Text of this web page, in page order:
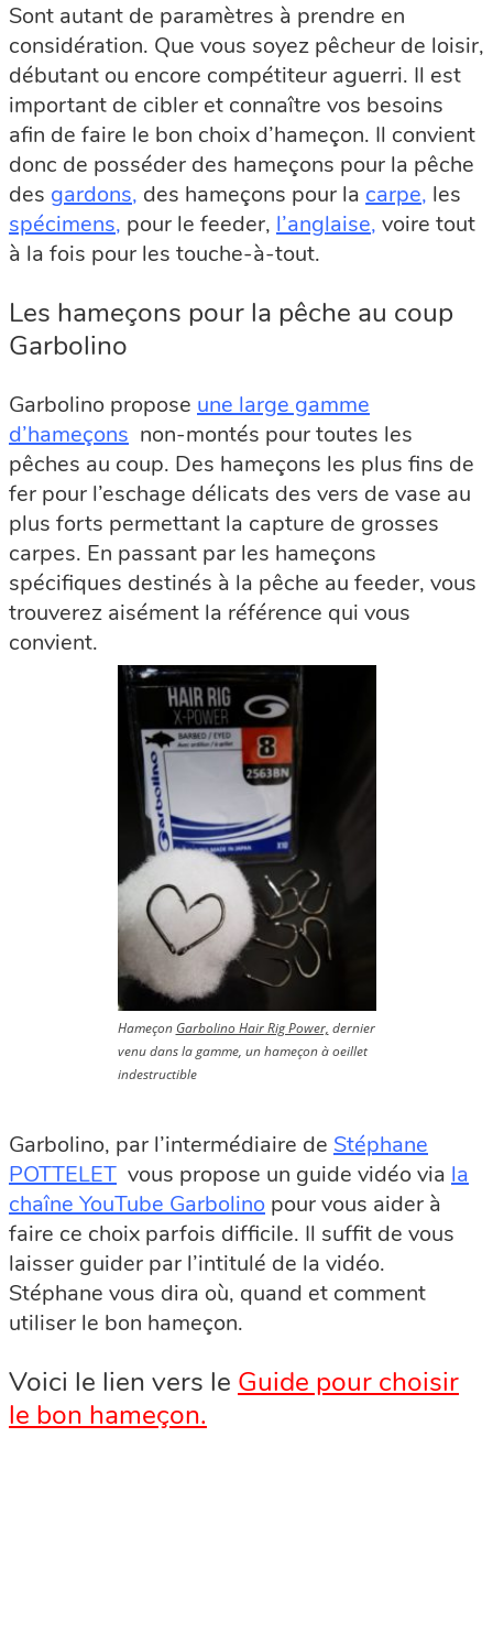
Sont autant de paramètres à prendre en
considération. Que vous soyez pêcheur de loisir,
débutant ou encore compétiteur aguerri. Il est
important de cibler et connaître vos besoins
afin de faire le bon choix d’hameçon. Il convient
donc de posséder des hameçons pour la pêche
des gardons, des hameçons pour la carpe, les
spécimens, pour le feeder, l’anglaise, voire tout
à la fois pour les touche-à-tout.
Les hameçons pour la pêche au coup
Garbolino
Garbolino propose une large gamme
d’hameçons non-montés pour toutes les
pêches au coup. Des hameçons les plus fins de
fer pour l’eschage délicats des vers de vase au
plus forts permettant la capture de grosses
carpes. En passant par les hameçons
spécifiques destinés à la pêche au feeder, vous
trouverez aisément la référence qui vous
convient.
Hameçon Garbolino Hair Rig Power, dernier
venu dans la gamme, un hameçon à oeillet
indestructible
Garbolino, par l’intermédiaire de Stéphane
POTTELET vous propose un guide vidéo via la
chaîne YouTube Garbolino pour vous aider à
faire ce choix parfois difficile. Il suffit de vous
laisser guider par l’intitulé de la vidéo.
Stéphane vous dira où, quand et comment
utiliser le bon hameçon.
Voici le lien vers le Guide pour choisir
le bon hameçon.